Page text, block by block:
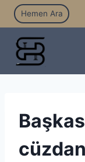
Hemen Ara